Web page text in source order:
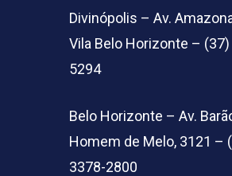
Divinópolis – Av.
Vila Belo Horizonte –
5294
Belo Horizonte – Av.
Homem de Melo, 3121 –
3378-2800